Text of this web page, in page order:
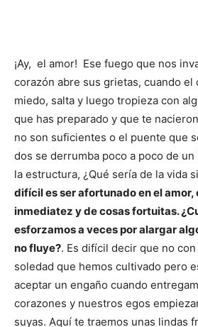
¡Ay, el amor! Ese fuego que nos
corazón abre sus grietas, cuando el
miedo, salta y luego tropieza con
que has preparado y que te
no son suficientes o el puente que
dos se derrumba poco a poco de
la estructura, ¿Qué sería de la vida
difícil es ser afortunado en el amor,
inmediatez y de cosas fortuitas.
esforzamos a veces por alargar
no fluye?. Es difícil decir que no
soledad que hemos cultivado pero
aceptar un engaño cuando
corazones y nuestros egos
suyas. Aquí te traemos unas lindas